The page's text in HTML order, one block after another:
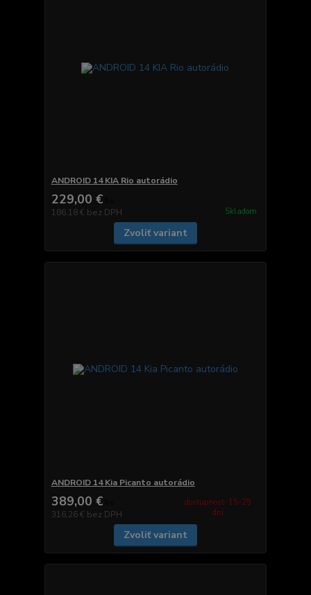
ANDROID 14 KIA Rio autorádio
229,00 €
186,18 € bez DPH Skladom
Zvoliť variant
ANDROID 14 Kia Picanto autorádio
389,00 €
316,26 € bez DPH
dostupnosť: 15-25
dní
Zvoliť variant